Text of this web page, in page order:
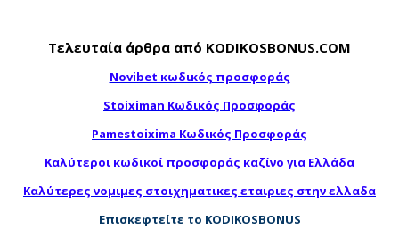
Τελευταία άρθρα από KODIKOSBONUS.COM
Novibet κωδικός προσφοράς
Stoiximan Κωδικός Προσφοράς
Pamestoixima Κωδικός Προσφοράς
Καλύτεροι κωδικοί προσφοράς καζίνο για Ελλάδα
Καλύτερες νομιμες στοιχηματικες εταιριες στην ελλαδα
Επισκεφτείτε το KODIKOSBONUS